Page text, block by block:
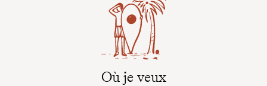
Où je veux